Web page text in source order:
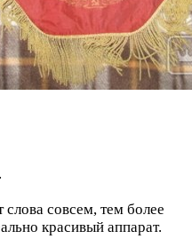
совсем, тем более
красивый аппарат.